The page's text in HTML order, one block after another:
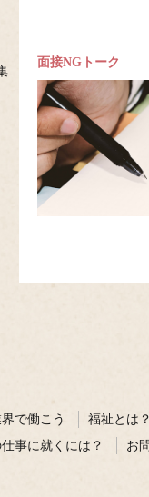
面接NGトーク
で働こう
福祉とは？
事に就くには？ お